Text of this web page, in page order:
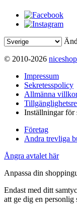
© 2010-2026
Impressum
Sekretesspolicy
Allmänna
Inställningar för
Företag
Andra trevliga
Ångra avtalet här
Anpassa din
Endast med ditt
att ge dig en personlig